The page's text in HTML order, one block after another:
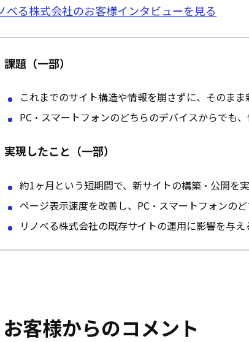
べる株式会社のお客様インタビューを見る
課題（一部）
これまでのサイト構造や情報を崩さずに、そのま
PC・スマートフォンのどちらのデバイスからでも
実現したこと（一部）
約1ヶ月という短期間で、新サイトの構築・公開を
ページ表示速度を改善し、PC・スマートフォンの
リノべる株式会社の既存サイトの運用に影響を与
お客様からのコメント